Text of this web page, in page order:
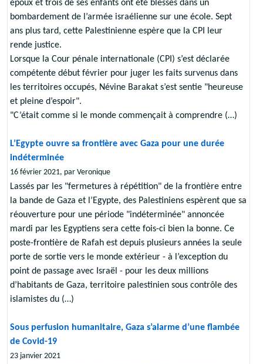
époux et trois de ses enfants ont été blessés dans un
bombardement de l’armée israélienne sur une école. Sept
ans plus tard, cette Palestinienne espère que la CPI leur
rende justice.
Lorsque la Cour pénale internationale (CPI) s’est déclarée
compétente début février pour juger les faits survenus dans
les territoires occupés, Névine Barakat s’est sentie "heureuse
et pleine d’espoir".
"C’était comme si le monde commençait à comprendre (…)
L’Egypte ouvre sa frontière avec Gaza pour une durée
indéterminée
16 février 2021, par Veronique
Lassés par les "fermetures à répétition" de la frontière entre
la bande de Gaza et l’Egypte, des Palestiniens espèrent que sa
réouverture pour une période "indéterminée" annoncée
mardi par les Egyptiens sera cette fois-ci bien la bonne. Ce
poste-frontière de Rafah est depuis plusieurs années la seule
porte de sortie vers le monde extérieur - à l’exception du
point de passage avec Israël - pour les deux millions
d’habitants de Gaza, territoire palestinien sous contrôle des
islamistes du (…)
Sous perfusion humanitaire, Gaza s’alarme d’une flambée
de Covid-19
23 janvier 2021